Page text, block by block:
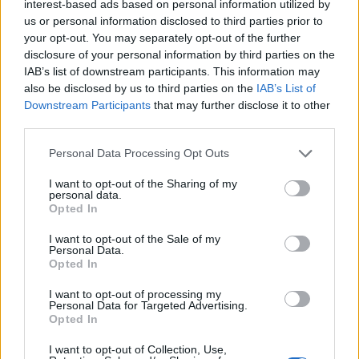
interest-based ads based on personal information utilized by
us or personal information disclosed to third parties prior to
your opt-out. You may separately opt-out of the further
disclosure of your personal information by third parties on the
IAB’s list of downstream participants. This information may
also be disclosed by us to third parties on the IAB’s List of
Downstream Participants that may further disclose it to other
Personal Data Processing Opt Outs
I want to opt-out of the Sharing of my
personal data.
Opted In
I want to opt-out of the Sale of my
Personal Data.
Opted In
I want to opt-out of processing my
Personal Data for Targeted Advertising.
Opted In
I want to opt-out of Collection, Use,
Sulm me dron në
magazinën e Wildberries
në Jekaterinburg, mbi 2
mijë kilometra nga
Ukraina
Trump rihap betejën për
shtetësinë me lindje,
firmos dy dekrete të reja
pavarësisht pengesës në
Gjykatën Supreme
Vala përvëluese godet
Europën, temperatura
rekord dhe mijëra jetë të
humbura nga nxehtësia
nxehtit ekstrem, Italia
shpall alarm të kuq në të
Austria dhe Sllovakia,
temperatura rekord